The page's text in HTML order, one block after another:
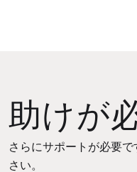
助けが
さらにサポートが必要
さい。